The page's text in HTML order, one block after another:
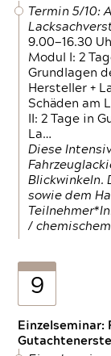
Termin 5/10:
9.00—16.30
Modul I: 2
Grundlagen
Hersteller +
Schäden am
II: 2 Tage in
La…
Diese
Blickwinkeln.
sowie dem
/
9
Einzelseminar: